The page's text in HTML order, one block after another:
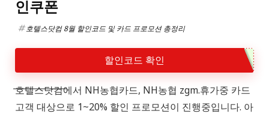
인쿠폰
호텔스닷컴 8월 할인코드 및 카드 프로모션 총정리
할인코드 확인
호텔스닷컴에서 NH농협카드, NH농협 zgm.휴가중 카드
고객 대상으로 1~20% 할인 프로모션이 진행중입니다. 아